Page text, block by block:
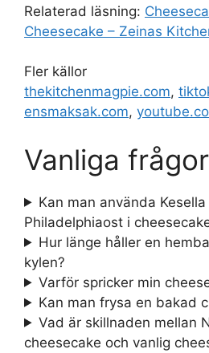
Relaterad läsning:
Cheesecake – Zeinas
Fler källor
thekitchenmagpie.com,
ensmaksak.com,
Vanliga frågor
Kan man använda
Philadelphiaost i
Hur länge håller en
kylen?
Varför spricker min
Kan man frysa en bakad
Vad är skillnaden mellan
cheesecake och vanlig